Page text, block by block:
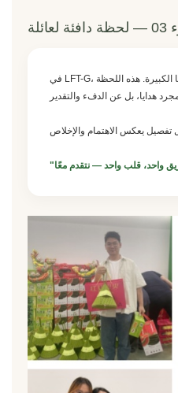
في LFT-G، كل موظف هو جزء من عائلتنا الكبيرة. هذه اللحظة